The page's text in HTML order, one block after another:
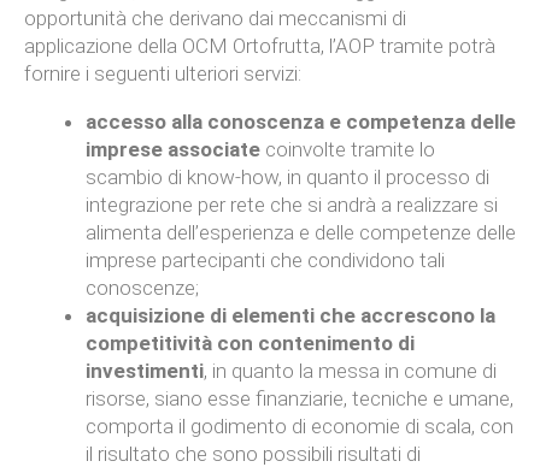
opportunità che derivano dai meccanismi di
applicazione della OCM Ortofrutta, l’AOP tramite potrà
fornire i seguenti ulteriori servizi:
accesso alla conoscenza e competenza delle
imprese associate coinvolte tramite lo
scambio di know-how, in quanto il processo di
integrazione per rete che si andrà a realizzare si
alimenta dell’esperienza e delle competenze delle
imprese partecipanti che condividono tali
conoscenze;
acquisizione di elementi che accrescono la
competitività con contenimento di
investimenti, in quanto la messa in comune di
risorse, siano esse finanziarie, tecniche e umane,
comporta il godimento di economie di scala, con
il risultato che sono possibili risultati di